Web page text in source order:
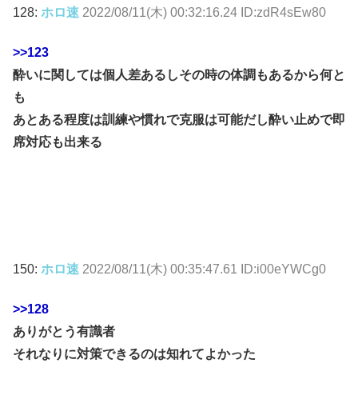
128: ホロ速 2022/08/11(木) 00:32:16.24 ID:zdR4sEw80
>>123
酔いに関しては個人差あるしその時の体調もあるから何と
も
あとある程度は訓練や慣れで克服は可能だし酔い止めで即
席対応も出来る
150: ホロ速 2022/08/11(木) 00:35:47.61 ID:i00eYWCg0
>>128
ありがとう有識者
それなりに対策できるのは知れてよかった